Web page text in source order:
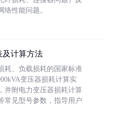
性能问题。
及计算方法
耗、负载损耗的国家标准
变压器损耗计算实
并附电力变压器损耗计算
常见型号参数，指导用户